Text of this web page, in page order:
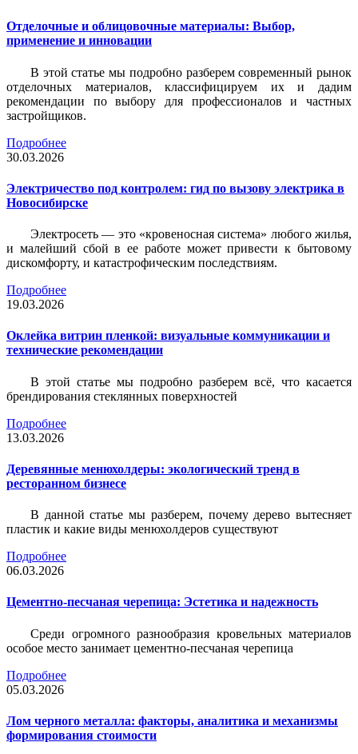
Отделочные и облицовочные материалы: Выбор,
применение и инновации
В этой статье мы подробно разберем современный рынок
отделочных материалов, классифицируем их и дадим
рекомендации по выбору для профессионалов и частных
застройщиков.
Подробнее
30.03.2026
Электричество под контролем: гид по вызову электрика в
Новосибирске
Электросеть — это «кровеносная система» любого жилья,
и малейший сбой в ее работе может привести к бытовому
дискомфорту, и катастрофическим последствиям.
Подробнее
19.03.2026
Оклейка витрин пленкой: визуальные коммуникации и
технические рекомендации
В этой статье мы подробно разберем всё, что касается
брендирования стеклянных поверхностей
Подробнее
13.03.2026
Деревянные менюхолдеры: экологический тренд в
ресторанном бизнесе
В данной статье мы разберем, почему дерево вытесняет
пластик и какие виды менюхолдеров существуют
Подробнее
06.03.2026
Цементно-песчаная черепица: Эстетика и надежность
Среди огромного разнообразия кровельных материалов
особое место занимает цементно-песчаная черепица
Подробнее
05.03.2026
Лом черного металла: факторы, аналитика и механизмы
формирования стоимости